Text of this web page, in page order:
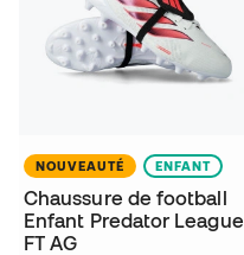
NOUVEAUTÉ ENFANT
Chaussure de football
Enfant Predator League
FT AG